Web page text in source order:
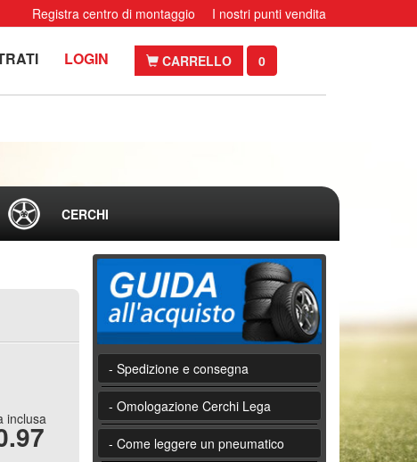
Registra centro di montaggio I nostri punti vendita
LOGIN CARRELLO 0
CERCHI
inclusa
- Spedizione e consegna
- Omologazione Cerchi Lega
- Come leggere un pneumatico